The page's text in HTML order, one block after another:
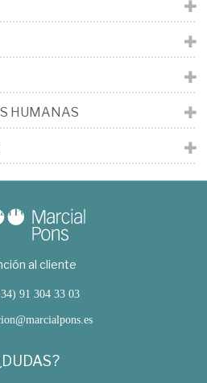
HUMANAS
al cliente
91 304 33 03